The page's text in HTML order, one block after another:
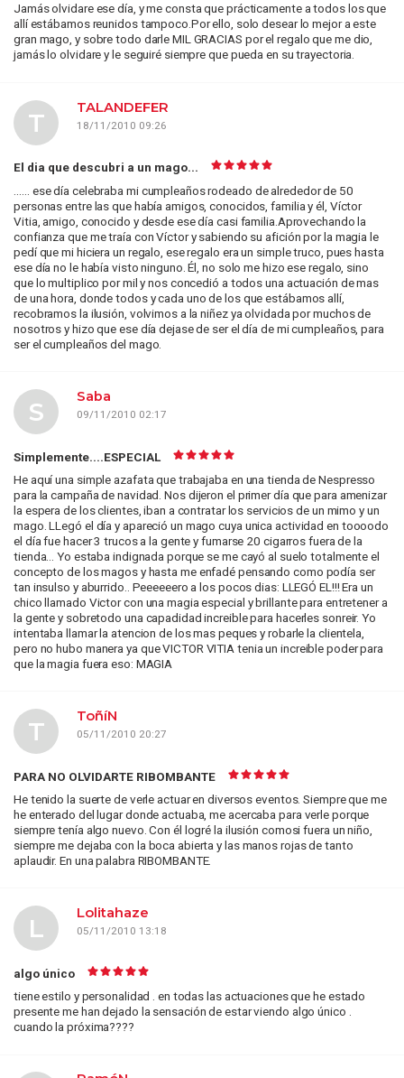
Jamás olvidare ese día, y me consta que prácticamente a todos los que
allí estábamos reunidos tampoco.Por ello, solo desear lo mejor a este
gran mago, y sobre todo darle MIL GRACIAS por el regalo que me dio,
jamás lo olvidare y le seguiré siempre que pueda en su trayectoria.
TALANDEFER
18/11/2010 09:26
T
El dia que descubri a un mago...
…… ese día celebraba mi cumpleaños rodeado de alrededor de 50
personas entre las que había amigos, conocidos, familia y él, Víctor
Vitia, amigo, conocido y desde ese día casi familia.Aprovechando la
confianza que me traía con Víctor y sabiendo su afición por la magia le
pedí que mi hiciera un regalo, ese regalo era un simple truco, pues hasta
ese día no le había visto ninguno. Él, no solo me hizo ese regalo, sino
que lo multiplico por mil y nos concedió a todos una actuación de mas
de una hora, donde todos y cada uno de los que estábamos allí,
recobramos la ilusión, volvimos a la niñez ya olvidada por muchos de
nosotros y hizo que ese día dejase de ser el día de mi cumpleaños, para
ser el cumpleaños del mago.
Saba
09/11/2010 02:17
S
Simplemente....ESPECIAL
He aquí una simple azafata que trabajaba en una tienda de Nespresso
para la campaña de navidad. Nos dijeron el primer día que para amenizar
la espera de los clientes, iban a contratar los servicios de un mimo y un
mago. LLegó el día y apareció un mago cuya unica actividad en toooodo
el día fue hacer 3 trucos a la gente y fumarse 20 cigarros fuera de la
tienda... Yo estaba indignada porque se me cayó al suelo totalmente el
concepto de los magos y hasta me enfadé pensando como podía ser
tan insulso y aburrido.. Peeeeeero a los pocos dias: LLEGÓ EL!!! Era un
chico llamado Victor con una magia especial y brillante para entretener a
la gente y sobretodo una capadidad increible para hacerles sonreir. Yo
intentaba llamar la atencion de los mas peques y robarle la clientela,
pero no hubo manera ya que VICTOR VITIA tenia un increible poder para
que la magia fuera eso: MAGIA
ToñíN
05/11/2010 20:27
T
PARA NO OLVIDARTE RIBOMBANTE
He tenido la suerte de verle actuar en diversos eventos. Siempre que me
he enterado del lugar donde actuaba, me acercaba para verle porque
siempre tenía algo nuevo. Con él logré la ilusión comosi fuera un niño,
siempre me dejaba con la boca abierta y las manos rojas de tanto
aplaudir. En una palabra RIBOMBANTE.
Lolitahaze
05/11/2010 13:18
L
algo único
tiene estilo y personalidad . en todas las actuaciones que he estado
presente me han dejado la sensación de estar viendo algo único .
cuando la próxima????